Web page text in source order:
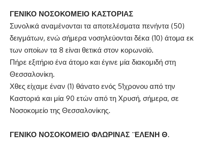
ΓΕΝΙΚΟ ΝΟΣΟΚΟΜΕΙΟ ΚΑΣΤΟΡΙΑΣ
Συνολικά αναμένονται τα αποτελέσματα πενήντα (50)
δειγμάτων, ενώ σήμερα νοσηλεύονται δέκα (10) άτομα εκ
των οποίων τα 8 είναι θετικά στον κορωνοϊό.
Πήρε εξιτήριο ένα άτομο και έγινε μία διακομιδή στη
Θεσσαλονίκη.
Χθες είχαμε έναν (1) θάνατο ενός 51χρονου από την
Καστοριά και μία 90 ετών από τη Χρυσή, σήμερα, σε
Νοσοκομείο της Θεσσαλονίκης.
ΓΕΝΙΚΟ ΝΟΣΟΚΟΜΕΙΟ ΦΛΩΡΙΝΑΣ ¨ΕΛΕΝΗ Θ.